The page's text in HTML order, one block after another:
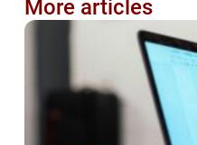
More articles